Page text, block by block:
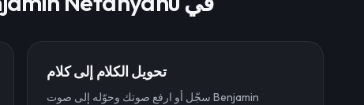
تحويل الكلام إلى كلام
سجّل أو ارفع صوتك وحوّله إلى صوت Benjamin